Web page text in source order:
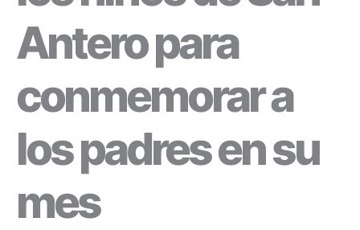
Antero para
conmemorar a
los padres en su
mes